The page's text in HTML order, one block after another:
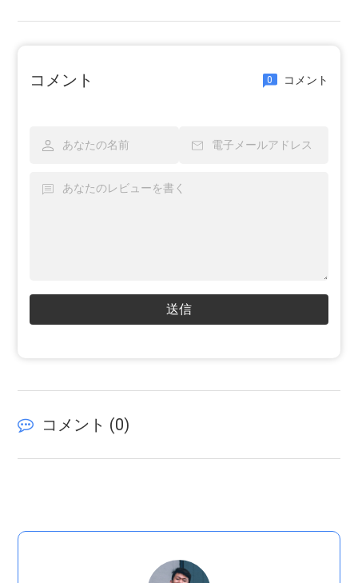
コメント 0 コメント
送信
コメント (0)